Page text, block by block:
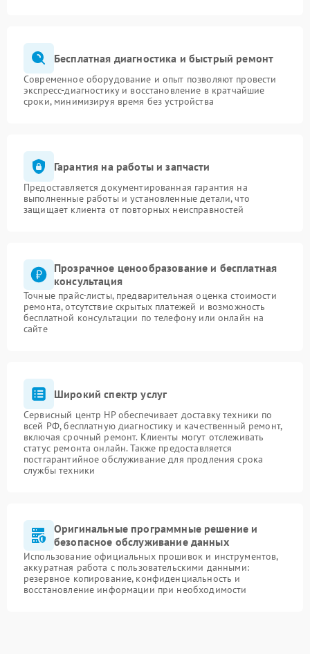
Бесплатная диагностика и быстрый ремонт
Современное оборудование и опыт позволяют провести
экспресс-диагностику и восстановление в кратчайшие
сроки, минимизируя время без устройства
Гарантия на работы и запчасти
Предоставляется документированная гарантия на
выполненные работы и установленные детали, что
защищает клиента от повторных неисправностей
Прозрачное ценообразование и бесплатная
консультация
Точные прайс-листы, предварительная оценка стоимости
ремонта, отсутствие скрытых платежей и возможность
бесплатной консультации по телефону или онлайн на
сайте
Широкий спектр услуг
Сервисный центр HP обеспечивает доставку техники по
всей РФ, бесплатную диагностику и качественный ремонт,
включая срочный ремонт. Клиенты могут отслеживать
статус ремонта онлайн. Также предоставляется
постгарантийное обслуживание для продления срока
службы техники
Оригинальные программные решение и
безопасное обслуживание данных
Использование официальных прошивок и инструментов,
аккуратная работа с пользовательскими данными:
резервное копирование, конфиденциальность и
восстановление информации при необходимости